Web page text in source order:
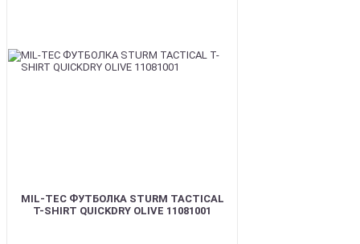
MIL-TEC ФУТБОЛКА STURM TACTICAL
T-SHIRT QUICKDRY OLIVE 11081001